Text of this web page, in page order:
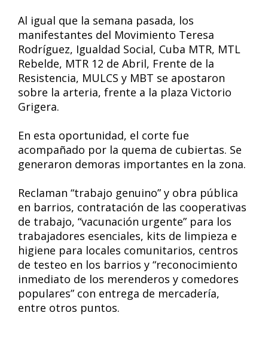
Al igual que la semana pasada, los
manifestantes del Movimiento Teresa
Rodríguez, Igualdad Social, Cuba MTR, MTL
Rebelde, MTR 12 de Abril, Frente de la
Resistencia, MULCS y MBT se apostaron
sobre la arteria, frente a la plaza Victorio
Grigera.
En esta oportunidad, el corte fue
acompañado por la quema de cubiertas. Se
generaron demoras importantes en la zona.
Reclaman “trabajo genuino” y obra pública
en barrios, contratación de las cooperativas
de trabajo, “vacunación urgente” para los
trabajadores esenciales, kits de limpieza e
higiene para locales comunitarios, centros
de testeo en los barrios y “reconocimiento
inmediato de los merenderos y comedores
populares” con entrega de mercadería,
entre otros puntos.